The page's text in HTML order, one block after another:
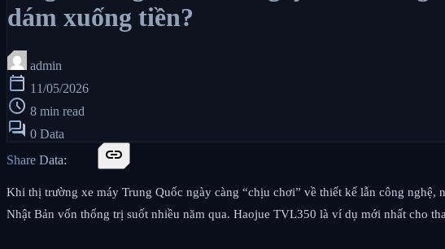
dám xuống tiền?
admin
calendar_today 11/05/2026
schedule 8 min read
forum 0 Data
Share Data:
link
Khi thị trường xe máy Trung Quốc ngày càng “chịu chơi” về thiết kế lẫn công
Nhật Bản vốn thống trị suốt nhiều năm qua. Haojue TVL350 là ví dụ mới nhất cho